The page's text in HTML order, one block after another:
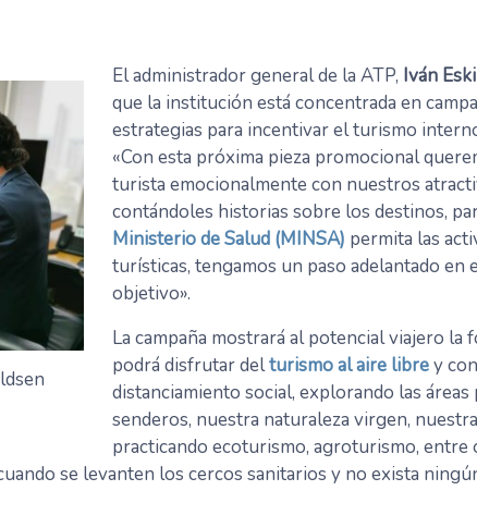
El administrador general de la ATP, Iván
que la institución está concentrada en
estrategias para incentivar el turismo
«Con esta próxima pieza promocional
turista emocionalmente con nuestros
contándoles historias sobre los destinos,
Ministerio de Salud (MINSA) permita las
turísticas, tengamos un paso adelantado en
objetivo».
La campaña mostrará al potencial viajero la
podrá disfrutar delturismo al aire librey con
distanciamiento social, explorando las áreas
senderos, nuestra naturaleza virgen,
practicando ecoturismo, agroturismo, entre
se levanten los cercos sanitarios y no exista